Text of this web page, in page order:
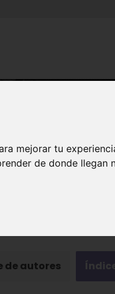
mejorar tu
de donde llegan
de autores